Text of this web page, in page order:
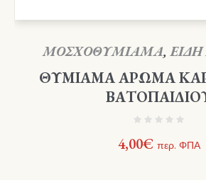
ΜΟΣΧΟΘΥΜΙΑΜΑ,
ΘΥΜΙΑΜΑ ΑΡΩΜΑ
4,00€ περ. ΦΠΑ